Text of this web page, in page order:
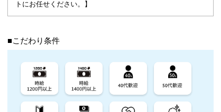
トにお任せください。】
■こだわり条件